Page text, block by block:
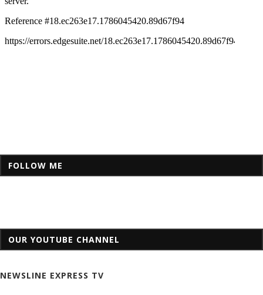
FOLLOW ME
OUR YOUTUBE CHANNEL
NEWSLINE EXPRESS TV